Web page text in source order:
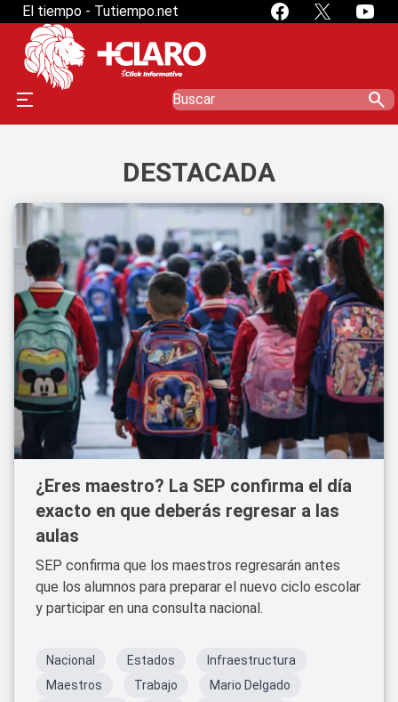
El tiempo - Tutiempo.net
search
DESTACADA
¿Eres maestro? La SEP confirma el día
exacto en que deberás regresar a las
aulas
SEP confirma que los maestros regresarán antes
que los alumnos para preparar el nuevo ciclo escolar
y participar en una consulta nacional.
Nacional Estados
Infraestructura
Maestros
Trabajo
Mario Delgado